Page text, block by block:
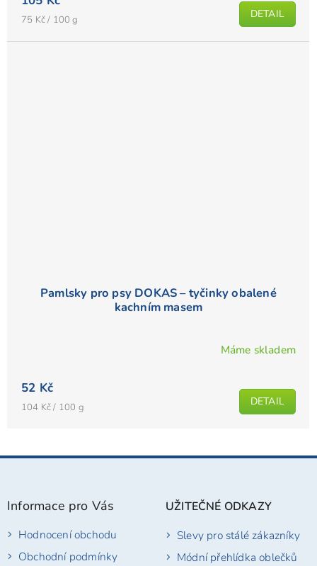
produktu
je
Měrná
75 Kč / 100 g DETAIL
Pamlsky pro psy DOKAS – tyčinky obalené
kachním masem
Máme skladem
52 Kč
Měrná
104 Kč / 100 g DETAIL
Z
Informace pro Vás
Hodnocení obchodu
Obchodní podmínky
UŽITEČNÉ ODKAZY
Slevy pro stálé zákazníky
Módní přehlídka oblečků